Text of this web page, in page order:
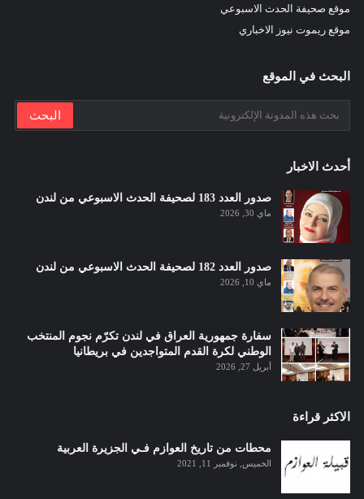
موقع صحيفة الحدث الاسبوعي
موقع ريموت نيوز الاخباري
البحث في الموقع
أحدث الاخبار
صدور العدد 183 لصحيفة الحدث الاسبوعي من لندن
ماي 30, 2026
صدور العدد 182 لصحيفة الحدث الاسبوعي من لندن
ماي 10, 2026
سفارة جمهورية العراق في لندن تكرّم نجوم المنتخب
الوطني لكرة القدم المتواجدين في بريطانيا
أبريل 27, 2026
الاكثر قراءة
محطات من تاريخ العوازم فـي الجزيرة العربية
الخميس, نوفمبر 11, 2021